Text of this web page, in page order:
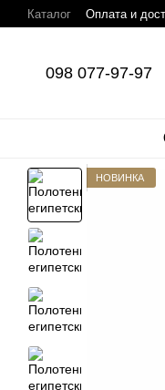
Перейти к основному
Каталог Оплата и
098 077-97-97
НОВИНКА